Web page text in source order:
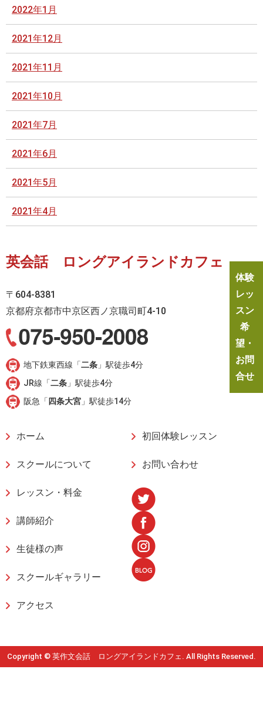
2022年1月
2021年12月
2021年11月
2021年10月
2021年7月
2021年6月
2021年5月
2021年4月
英会話 ロングアイランドカフェ
〒604-8381
京都府京都市中京区西ノ京職司町4-10
地下鉄東西線「二条 」駅徒歩4分
JR線「二条 」駅徒歩4分
阪急「 四条大宮 」駅徒歩14分
ホーム
スクールについて
レッスン・料金
講師紹介
生徒様の声
スクールギャラリー
アクセス
初回体験レッスン
お問い合わせ
体験
レッ
スン
希
望・
お問
合せ
Copyright © 英作文会話 ロングアイランドカフェ. All Rights Reserved.